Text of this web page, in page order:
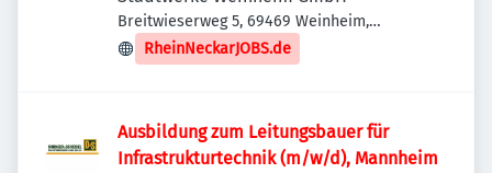
Breitwieserweg 5, 69469 Weinheim,
Deutschland
RheinNeckarJOBS.de
Ausbildung zum Leitungsbauer für
Infrastrukturtechnik (m/w/d), Mannheim